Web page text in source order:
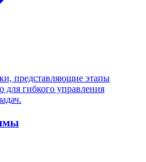
представляющие этапы
для гибкого управления